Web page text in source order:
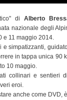
di Alberto
nazionale degli
e 11 maggio 2014.
simpatizzanti,
in tappa unica 90
10 maggio.
collinari e sentieri
eroi.
anche come DVD,